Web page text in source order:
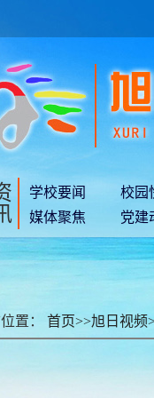
学校要闻
校园
媒体聚焦
党建
置： 首页>>旭日视频